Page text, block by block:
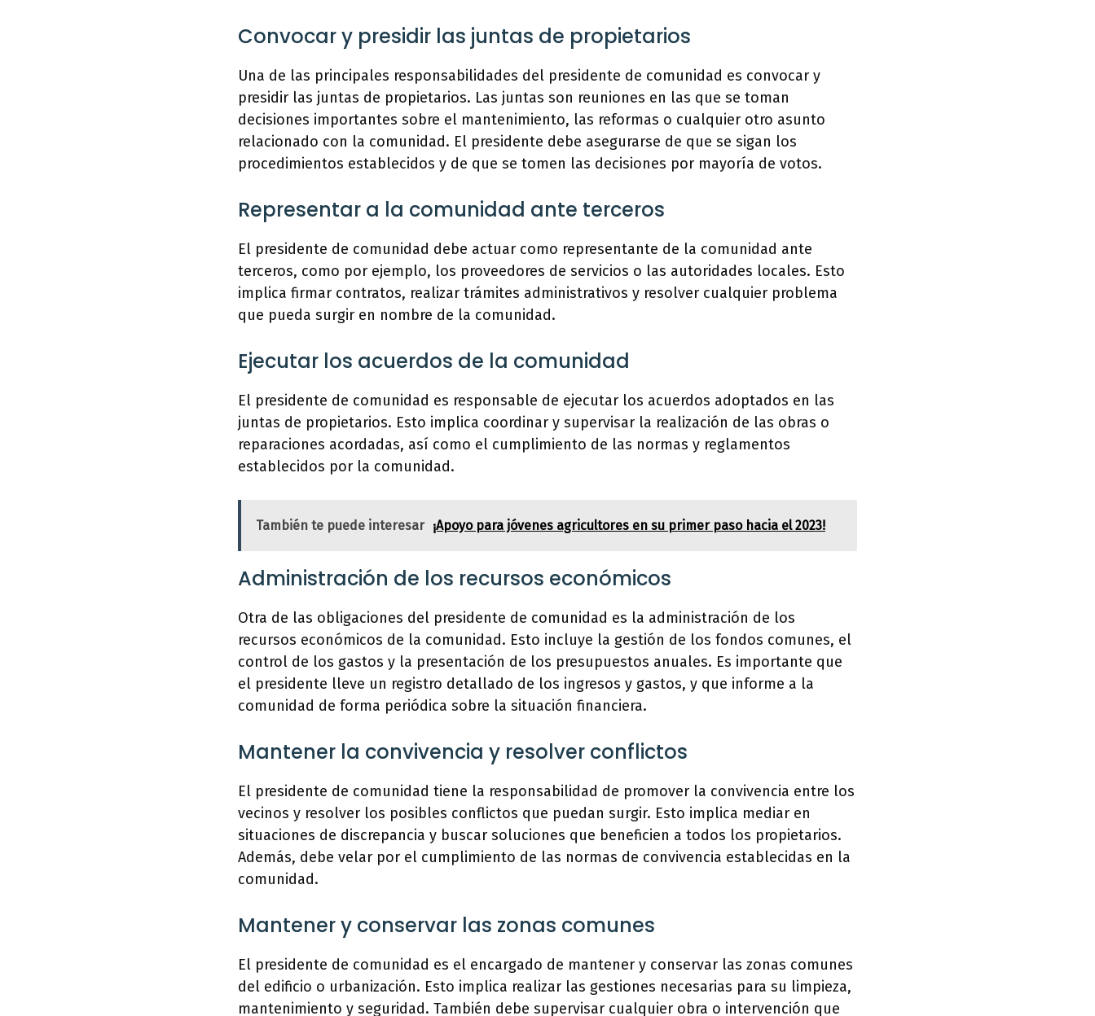
Convocar y presidir las juntas de propietarios
Una de las principales responsabilidades del presidente de comunidad es convocar y
presidir las juntas de propietarios. Las juntas son reuniones en las que se toman
decisiones importantes sobre el mantenimiento, las reformas o cualquier otro asunto
relacionado con la comunidad. El presidente debe asegurarse de que se sigan los
procedimientos establecidos y de que se tomen las decisiones por mayoría de votos.
Representar a la comunidad ante terceros
El presidente de comunidad debe actuar como representante de la comunidad ante
terceros, como por ejemplo, los proveedores de servicios o las autoridades locales. Esto
implica firmar contratos, realizar trámites administrativos y resolver cualquier problema
que pueda surgir en nombre de la comunidad.
Ejecutar los acuerdos de la comunidad
El presidente de comunidad es responsable de ejecutar los acuerdos adoptados en las
juntas de propietarios. Esto implica coordinar y supervisar la realización de las obras o
reparaciones acordadas, así como el cumplimiento de las normas y reglamentos
establecidos por la comunidad.
También te puede interesar ¡Apoyo para jóvenes agricultores en su primer paso hacia el 2023!
Administración de los recursos económicos
Otra de las obligaciones del presidente de comunidad es la administración de los
recursos económicos de la comunidad. Esto incluye la gestión de los fondos comunes, el
control de los gastos y la presentación de los presupuestos anuales. Es importante que
el presidente lleve un registro detallado de los ingresos y gastos, y que informe a la
comunidad de forma periódica sobre la situación financiera.
Mantener la convivencia y resolver conflictos
El presidente de comunidad tiene la responsabilidad de promover la convivencia entre los
vecinos y resolver los posibles conflictos que puedan surgir. Esto implica mediar en
situaciones de discrepancia y buscar soluciones que beneficien a todos los propietarios.
Además, debe velar por el cumplimiento de las normas de convivencia establecidas en la
comunidad.
Mantener y conservar las zonas comunes
El presidente de comunidad es el encargado de mantener y conservar las zonas comunes
del edificio o urbanización. Esto implica realizar las gestiones necesarias para su limpieza,
mantenimiento y seguridad. También debe supervisar cualquier obra o intervención que